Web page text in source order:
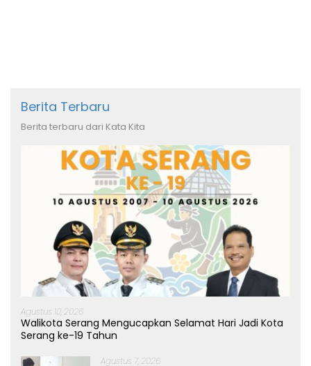
Berita Terbaru
Berita terbaru dari Kata Kita
Agustus 10, 2026
Walikota Serang Mengucapkan Selamat Hari Jadi Kota
Serang ke-19 Tahun
Agustus 7, 2026